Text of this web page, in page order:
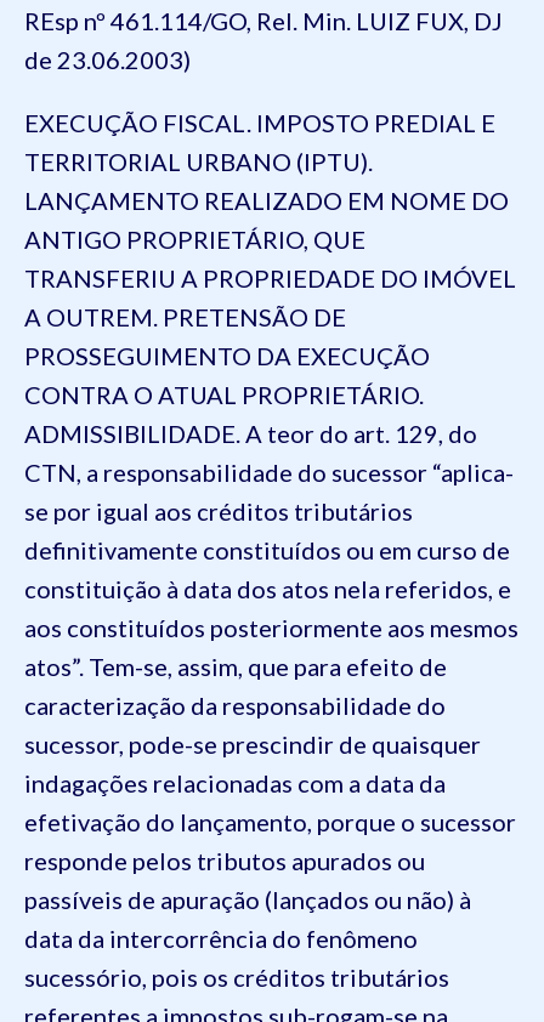
REsp nº 461.114/GO, Rel. Min. LUIZ FUX, DJ
de 23.06.2003)
EXECUÇÃO FISCAL. IMPOSTO PREDIAL E
TERRITORIAL URBANO (IPTU).
LANÇAMENTO REALIZADO EM NOME DO
ANTIGO PROPRIETÁRIO, QUE
TRANSFERIU A PROPRIEDADE DO IMÓVEL
A OUTREM. PRETENSÃO DE
PROSSEGUIMENTO DA EXECUÇÃO
CONTRA O ATUAL PROPRIETÁRIO.
ADMISSIBILIDADE. A teor do art. 129, do
CTN, a responsabilidade do sucessor “aplica-
se por igual aos créditos tributários
definitivamente constituídos ou em curso de
constituição à data dos atos nela referidos, e
aos constituídos posteriormente aos mesmos
atos”. Tem-se, assim, que para efeito de
caracterização da responsabilidade do
sucessor, pode-se prescindir de quaisquer
indagações relacionadas com a data da
efetivação do lançamento, porque o sucessor
responde pelos tributos apurados ou
passíveis de apuração (lançados ou não) à
data da intercorrência do fenômeno
sucessório, pois os créditos tributários
referentes a impostos sub-rogam-se na